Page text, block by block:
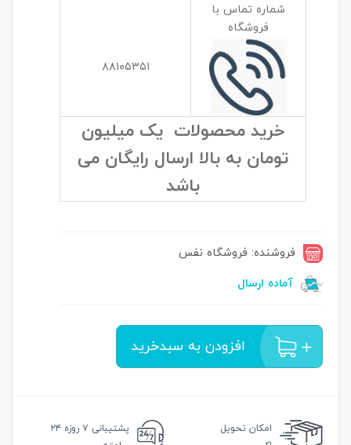
شماره تماس با
فروشگاه
۸۸۱۰۵۳۵۱
خرید محصولات یک میلیون
تومان به بالا ارسال رایگان می
باشد
فروشنده: فروشگاه نفس
آماده ارسال
افزودن به سبدخرید
امکان تحویل
پشتیبانی
۷ روزه ۲۴